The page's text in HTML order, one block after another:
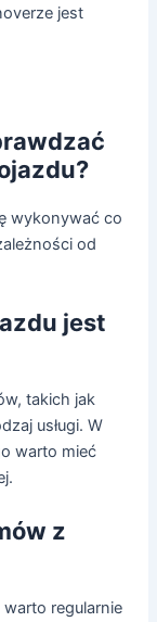
jest
wykonywać co
od
jest
takich jak
usługi. W
warto mieć
z
regularnie